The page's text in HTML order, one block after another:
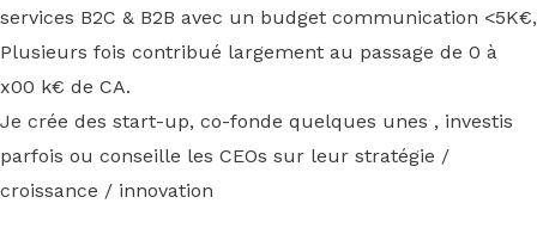
services B2C & B2B avec un budget communication <5K€,
Plusieurs fois contribué largement au passage de 0 à
x00 k€ de CA.
Je crée des start-up, co-fonde quelques unes , investis
parfois ou conseille les CEOs sur leur stratégie /
croissance / innovation